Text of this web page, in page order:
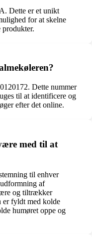
Dette er et unikt
for at skelne
produkter.
Dette nummer
til at identificere og
efter det online.
med til at
til enhver
af
og tiltrækker
er fyldt med kolde
humøret oppe og